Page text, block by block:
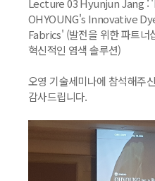
Lecture 03 Hyunjun Jang :
OHYOUNG's Innovative
Fabrics' (발전을 위한 파트너
혁신적인 염색 솔루션)
오영 기술세미나에 참석해주
감사드립니다.